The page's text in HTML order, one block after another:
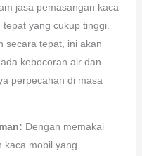
jasa pemasangan kaca
yang cukup tinggi.
secara tepat, ini akan
kebocoran air dan
perpecahan di masa
Dengan memakai
kaca mobil yang